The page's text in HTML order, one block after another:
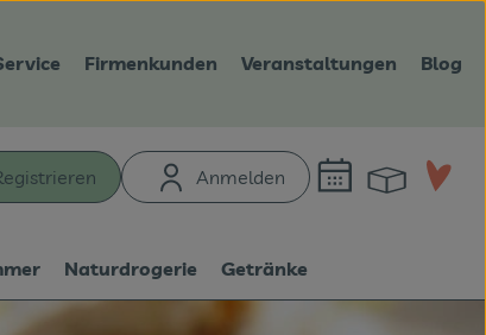
Firmenkunden Veranstaltungen Blog
Anmelden
Naturdrogerie Getränke